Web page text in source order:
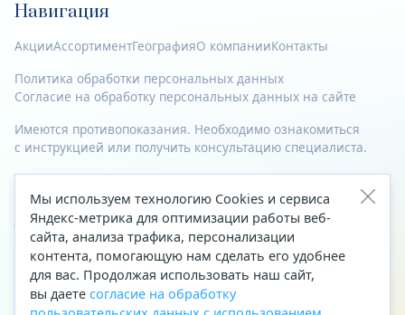
Навигация
АкцииАссортиментГеографияО компанииКонтакты
Политика обработки персональных данных
Согласие на обработку персональных данных на сайте
Имеются противопоказания. Необходимо ознакомиться
с инструкцией или получить консультацию специалиста.
© 2023—2026 Все права защищены.
Адрес
Архангельск, ул. Папанина, д. 19 (вход в здание со стороны
автоцентра «Тойота»)
Приемная Генерального директора
Мы используем технологию Cookies и сервиса
Яндекс-метрика для оптимизации работы веб-
сайта, анализа трафика, персонализации
контента, помогающую нам сделать его удобнее
для вас. Продолжая использовать наш сайт,
вы даете согласие на обработку